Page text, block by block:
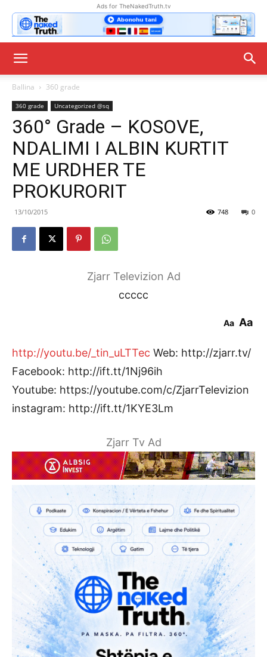
Ads for TheNakedTruth.tv
Ballina 360 grade
360 grade Uncategorized @sq
360° Grade – KOSOVE,
NDALIMI I ALBIN KURTIT
ME URDHER TE
PROKURORIT
13/10/2015 0
748
Zjarr Televizion Ad
ccccc
Aa Aa
http://youtu.be/_tin_uLTTec Web: http://zjarr.tv/
Facebook: http://ift.tt/1Nj96ih
Youtube: https://youtube.com/c/ZjarrTelevizion
instagram: http://ift.tt/1KYE3Lm
Zjarr Tv Ad